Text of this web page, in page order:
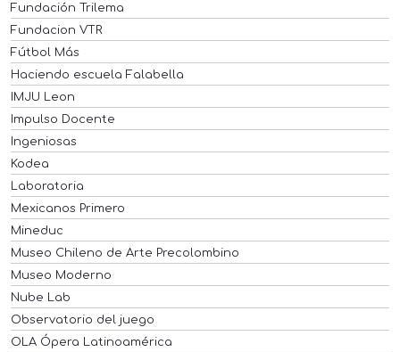
Fundación Trilema
Fundacion VTR
Fútbol Más
Haciendo escuela Falabella
IMJU Leon
Impulso Docente
Ingeniosas
Kodea
Laboratoria
Mexicanos Primero
Mineduc
Museo Chileno de Arte Precolombino
Museo Moderno
Nube Lab
Observatorio del juego
OLA Ópera Latinoamérica